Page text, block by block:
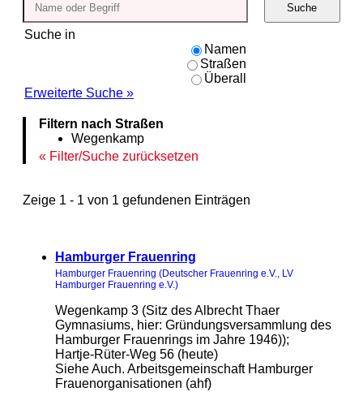
Suche in
Namen
Straßen
Überall
Erweiterte Suche »
Suche
Filtern nach Straßen
Wegenkamp
Filter/Suche zurücksetzen
Zeige 1 - 1 von 1 gefundenen Einträgen
Hamburger Frauenring
Hamburger Frauenring (Deutscher Frauenring e.V., LV
Hamburger Frauenring e.V.)
Wegenkamp 3 (Sitz des Albrecht Thaer
Gymnasiums, hier: Gründungsversammlung des
Hamburger Frauenrings im Jahre 1946));
Hartje-Rüter-Weg 56 (heute)
Siehe Auch. Arbeitsgemeinschaft Hamburger
Frauenorganisationen (ahf)